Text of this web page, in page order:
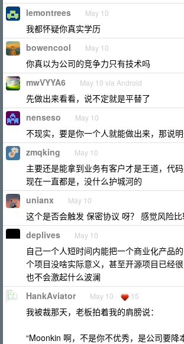
lemontrees May 10
我都怀疑你真实学历
bowencool May 10
你真以为公司的竞争力只有技术吗
mwVYYA6 May 10 via Android
先做出来看看，说不定就是平替了
nenseso May 10
不现实，要是你一个人就能做出来，那说
zmqking May 10
主要还是能拿到业务有客户才是王道，代
现在一直都是，没什么护城河的
unianx May 10
这个是否会触发 保密协议 呀？ 感觉风险
deplives May 10
自己一个人短时间内能把一个商业化产品
个项目没啥实际意义，甚至开源项目已经很
也不会激起什么波澜
HankAviator May 10 15
我被裁那天，老板拍着我的肩膀说：
“Moonkin 啊，不是你不优秀，是公司要降